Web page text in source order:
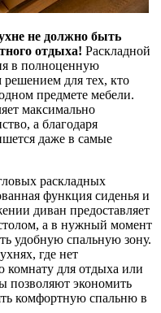
не должно быть
отдыха! Раскладной
в полноценную
решением для тех, кто
предмете мебели.
максимально
а благодаря
даже в самые
раскладных
функция сиденья и
диван предоставляет
а в нужный момент
удобную спальную зону.
где нет
комнату для отдыха или
позволяют экономить
комфортную спальню в